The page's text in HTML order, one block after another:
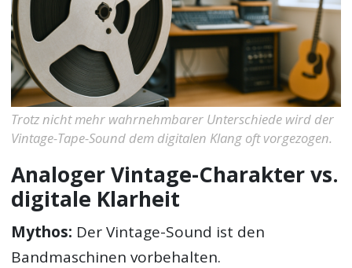
Trotz nicht mehr wahrnehmbarer Unterschiede wird der
Vintage-Tape-Sound dem digitalen Klang oft vorgezogen.
Analoger Vintage-Charakter vs.
digitale Klarheit
Mythos: Der Vintage-Sound ist den
Bandmaschinen vorbehalten.